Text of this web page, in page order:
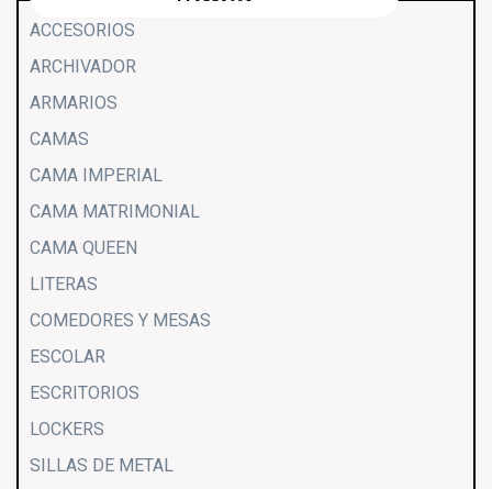
ACCESORIOS
ARCHIVADOR
ARMARIOS
CAMAS
CAMA IMPERIAL
CAMA MATRIMONIAL
CAMA QUEEN
LITERAS
COMEDORES Y MESAS
ESCOLAR
ESCRITORIOS
LOCKERS
SILLAS DE METAL